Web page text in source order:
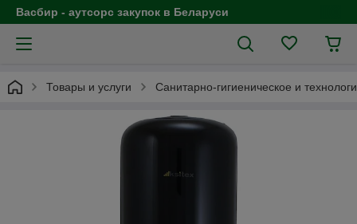
Васбир - аутсорс закупок в Беларуси
Товары и услуги Санитарно-гигиеническое и